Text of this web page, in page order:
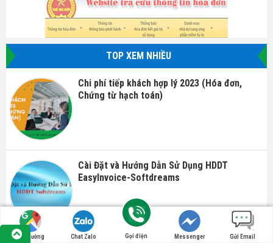
Tìm đường Chat Zalo Gọi điện Messenger Gửi Email
TOP XEM NHIỀU
Chi phí tiếp khách hợp lý 2023 (Hóa đơn,
Chứng từ hạch toán)
Cài Đặt và Hướng Dẫn Sử Dụng HDDT
EasyInvoice-Softdreams